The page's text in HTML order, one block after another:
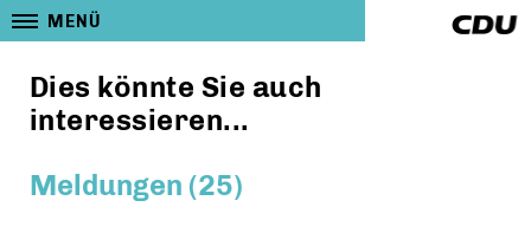
MENÜ
Dies könnte Sie auch
interessieren...
Meldungen (25)